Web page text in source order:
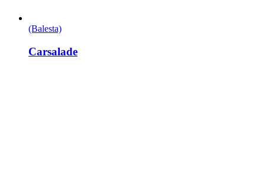
(Balesta)
Carsalade